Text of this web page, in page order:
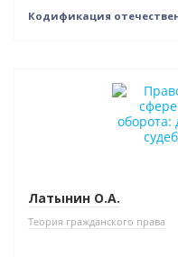
Кодификация
Латынин О.А.
Теория гражданского права